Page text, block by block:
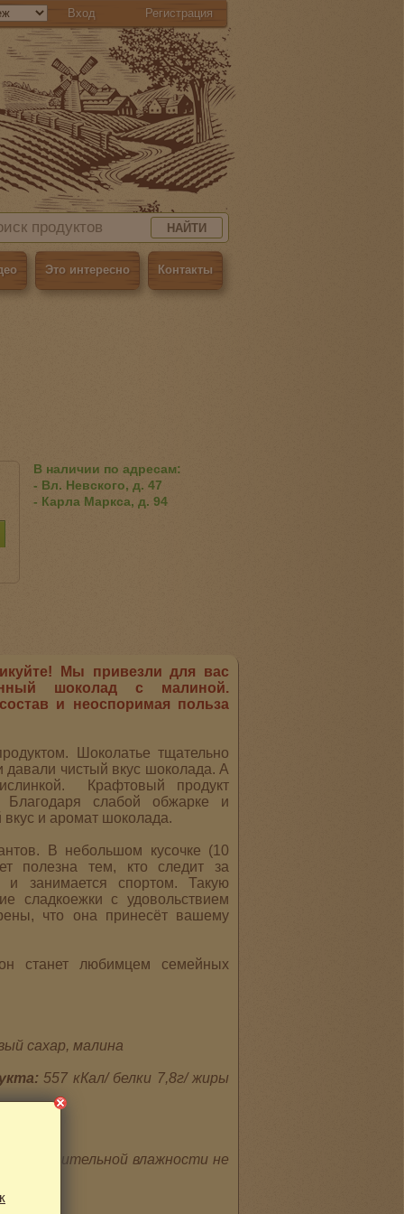
Это интересно Контакты
Вход Регистрация
НАЙТИ
В наличии по адресам:
- Вл. Невского, д. 47
- Карла Маркса, д. 94
Мы привезли для вас
шоколад с малиной.
и неоспоримая польза
Шоколатье тщательно
давали чистый вкус шоколада. А
Крафтовый продукт
Благодаря слабой обжарке и
и аромат шоколада.
В небольшом кусочке (10
полезна тем, кто следит за
занимается спортом. Такую
сладкоежки с удовольствием
что она принесёт вашему
станет любимцем семейных
сахар, малина
557 кКал/ белки 7,8г/ жиры
и относительной влажности не